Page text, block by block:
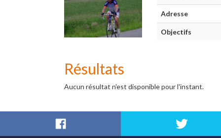
Adresse
Objectifs
Résultats
Aucun résultat n'est disponible pour l'instant.